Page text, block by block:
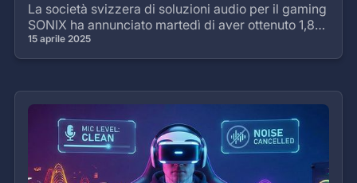
La società svizzera di soluzioni audio per il gaming
SONIX ha annunciato martedì di aver ottenuto 1,8
milioni di CHF (pari a 2,2 milioni di dollari USA) in
un nuovo
15 aprile 2025